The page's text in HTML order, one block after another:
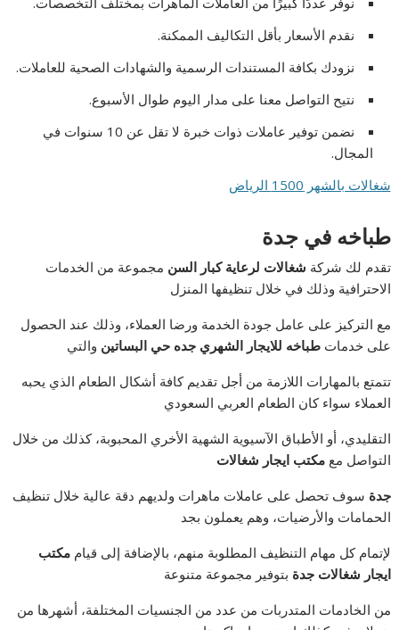
نقدم الأسعار بأقل التكاليف الممكنة.
نزودك بكافة المستندات الرسمية والشهادات الصحية للعاملات.
نتيح التواصل معنا على مدار اليوم طوال الأسبوع.
نضمن توفير عاملات ذوات خبرة لا تقل عن 10 سنوات في
المجال.
شغالات بالشهر 1500 الرياض
طباخه في جدة
تقدم لك شركة شغالات لرعاية كبار السن مجموعة من الخدمات
الاحترافية وذلك في خلال تنظيفها المنزل
مع التركيز على عامل جودة الخدمة ورضا العملاء، وذلك عند الحصول
على خدماتطباخه للايجار الشهري جده حي البساتين والتي
تتمتع بالمهارات اللازمة من أجل تقديم كافة أشكال الطعام الذي يحبه
العملاء سواء كان الطعام العربي السعودي
التقليدي، أو الأطباق الآسيوية الشهية الأخري المحبوبة، كذلك من خلال
التواصل معمكتب ايجار شغالات
جدة سوف تحصل على عاملات ماهرات ولديهم دقة عالية خلال تنظيف
الحمامات والأرضيات، وهم يعملون بجد
لإتمام كل مهام التنظيف المطلوبة منهم، بالإضافة إلى قياممكتب
ايجار شغالات جدة بتوفير مجموعة متنوعة
من الخادمات المتدربات من عدد من الجنسيات المختلفة، أشهرها من